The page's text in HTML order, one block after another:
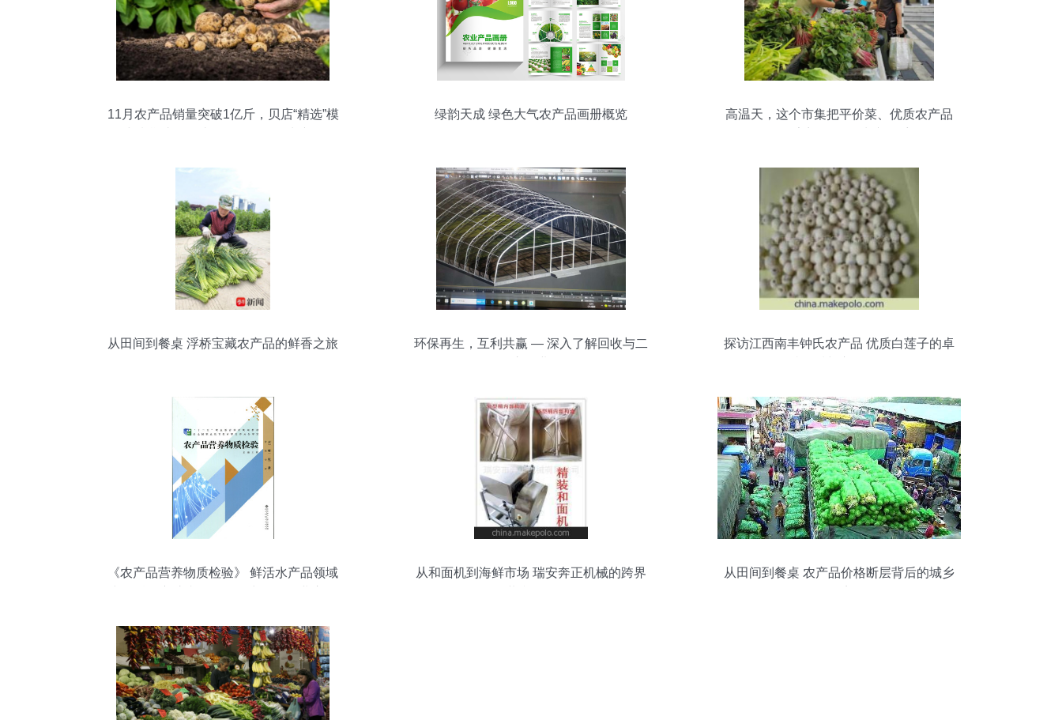
11月农产品销量突破1亿斤，贝店“精选”模
绿韵天成 绿色大气农产品画册概览
高温天，这个市集把平价菜、优质农产品
从田间到餐桌 浮桥宝藏农产品的鲜香之旅
环保再生，互利共赢 — 深入了解回收与二
探访江西南丰钟氏农产品 优质白莲子的卓
《农产品营养物质检验》 鲜活水产品领域
从和面机到海鲜市场 瑞安奔正机械的跨界
从田间到餐桌 农产品价格断层背后的城乡